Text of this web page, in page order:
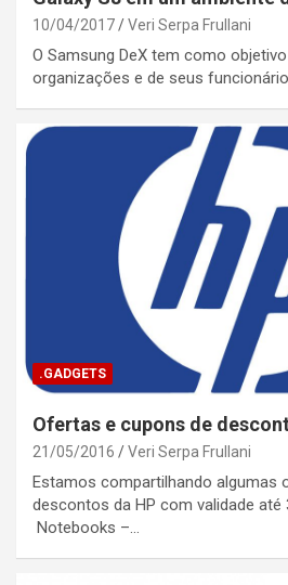
10/04/2017 Veri Serpa Frullani
O Samsung DeX tem como
organizações e de seus
.GADGETS
Ofertas e cupons de
21/05/2016 Veri Serpa Frullani
Estamos compartilhando algumas
descontos da HP com validade até
Notebooks –…